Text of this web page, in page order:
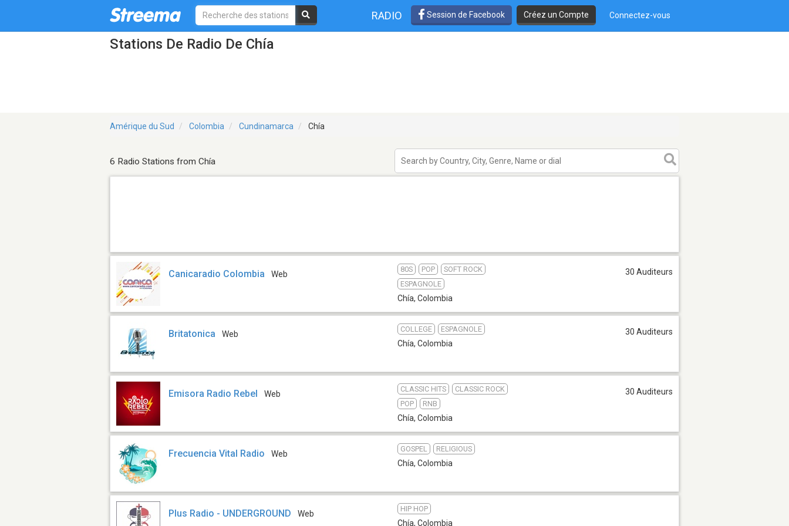
RADIO Session de Facebook Créez un Compte Connectez-vous
Stations De Radio De Chía
Amérique du Sud Colombia Cundinamarca Chía
6 Radio Stations from Chía
Canicaradio Colombia Web
80S POP
SOFT ROCK
ESPAGNOLE
Chía, Colombia
30 Auditeurs
Britatonica Web
COLLEGE ESPAGNOLE
Chía, Colombia
30 Auditeurs
Emisora Radio Rebel Web
CLASSIC HITS
CLASSIC ROCK
POP
RNB
Chía, Colombia
30 Auditeurs
Frecuencia Vital Radio Web
GOSPEL RELIGIOUS
Chía, Colombia
Plus Radio - UNDERGROUND Web
HIP HOP
Chía, Colombia